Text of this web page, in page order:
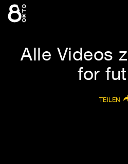
Zum
Inhalt
Alle Videos
for
TEILEN